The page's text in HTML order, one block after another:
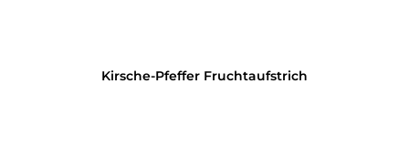
Kirsche-Pfeffer Fruchtaufstrich